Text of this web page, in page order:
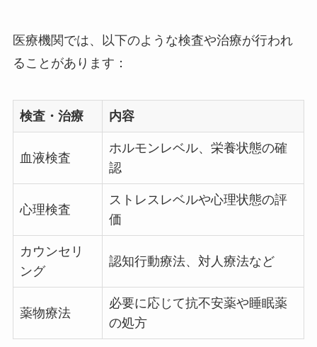
医療機関では、以下のような検査や治療が行われ
ることがあります：
検査・治療 内容
血液検査
ホルモンレベル、栄養状態の確
認
心理検査
ストレスレベルや心理状態の評
価
カウンセリ
ング
認知行動療法、対人療法など
薬物療法
必要に応じて抗不安薬や睡眠薬
の処方